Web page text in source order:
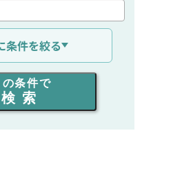
ぶ
を選ぶ
条件を絞る
の条件で
検索